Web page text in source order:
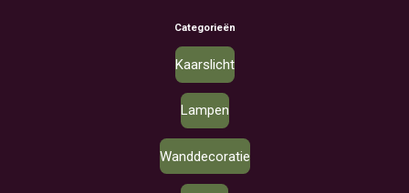
Categorieën
Kaarslicht
Lampen
Wanddecoratie